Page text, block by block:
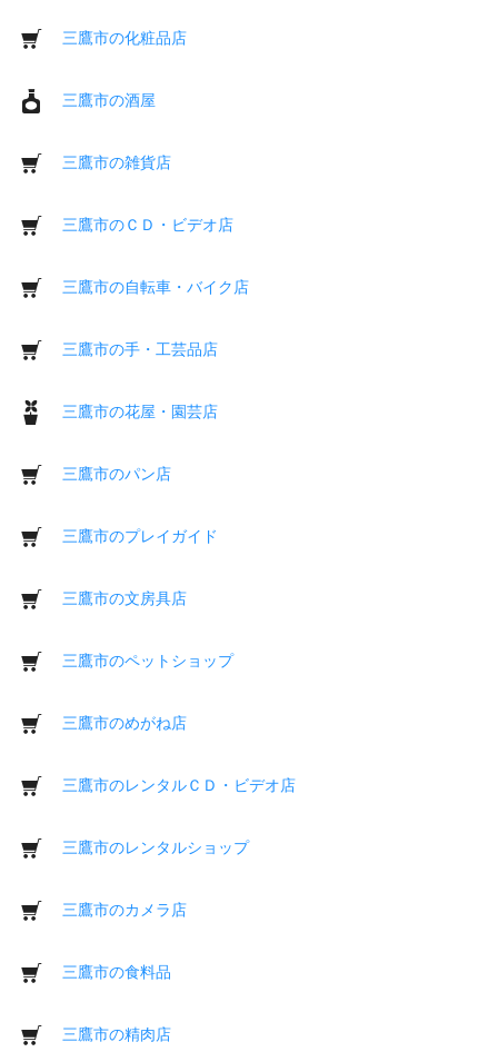
三鷹市の化粧品店
三鷹市の酒屋
三鷹市の雑貨店
三鷹市のＣＤ・ビデオ店
三鷹市の自転車・バイク店
三鷹市の手・工芸品店
三鷹市の花屋・園芸店
三鷹市のパン店
三鷹市のプレイガイド
三鷹市の文房具店
三鷹市のペットショップ
三鷹市のめがね店
三鷹市のレンタルＣＤ・ビデオ店
三鷹市のレンタルショップ
三鷹市のカメラ店
三鷹市の食料品
三鷹市の精肉店